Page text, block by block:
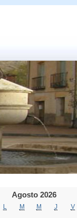
Agosto 2026
M M J V